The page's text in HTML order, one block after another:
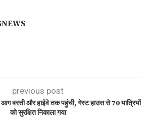
previous post
बस्ती और हाईवे तक पहुंची, गेस्ट हाउस से 70 यात्रियों
को सुरक्षित निकाला गया